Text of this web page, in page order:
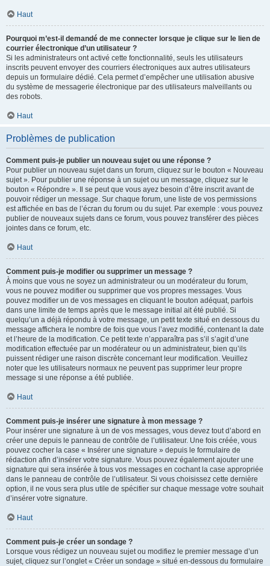
Haut
Pourquoi m’est-il demandé de me connecter lorsque je clique sur le lien de
courrier électronique d’un utilisateur ?
Si les administrateurs ont activé cette fonctionnalité, seuls les utilisateurs
inscrits peuvent envoyer des courriers électroniques aux autres utilisateurs
depuis un formulaire dédié. Cela permet d’empêcher une utilisation abusive
du système de messagerie électronique par des utilisateurs malveillants ou
des robots.
Haut
Problèmes de publication
Comment puis-je publier un nouveau sujet ou une réponse ?
Pour publier un nouveau sujet dans un forum, cliquez sur le bouton « Nouveau
sujet ». Pour publier une réponse à un sujet ou un message, cliquez sur le
bouton « Répondre ». Il se peut que vous ayez besoin d’être inscrit avant de
pouvoir rédiger un message. Sur chaque forum, une liste de vos permissions
est affichée en bas de l’écran du forum ou du sujet. Par exemple : vous pouvez
publier de nouveaux sujets dans ce forum, vous pouvez transférer des pièces
jointes dans ce forum, etc.
Haut
Comment puis-je modifier ou supprimer un message ?
À moins que vous ne soyez un administrateur ou un modérateur du forum,
vous ne pouvez modifier ou supprimer que vos propres messages. Vous
pouvez modifier un de vos messages en cliquant le bouton adéquat, parfois
dans une limite de temps après que le message initial ait été publié. Si
quelqu’un a déjà répondu à votre message, un petit texte situé en dessous du
message affichera le nombre de fois que vous l’avez modifié, contenant la date
et l’heure de la modification. Ce petit texte n’apparaîtra pas s’il s’agit d’une
modification effectuée par un modérateur ou un administrateur, bien qu’ils
puissent rédiger une raison discrète concernant leur modification. Veuillez
noter que les utilisateurs normaux ne peuvent pas supprimer leur propre
message si une réponse a été publiée.
Haut
Comment puis-je insérer une signature à mon message ?
Pour insérer une signature à un de vos messages, vous devez tout d’abord en
créer une depuis le panneau de contrôle de l’utilisateur. Une fois créée, vous
pouvez cocher la case « Insérer une signature » depuis le formulaire de
rédaction afin d’insérer votre signature. Vous pouvez également ajouter une
signature qui sera insérée à tous vos messages en cochant la case appropriée
dans le panneau de contrôle de l’utilisateur. Si vous choisissez cette dernière
option, il ne vous sera plus utile de spécifier sur chaque message votre souhait
d’insérer votre signature.
Haut
Comment puis-je créer un sondage ?
Lorsque vous rédigez un nouveau sujet ou modifiez le premier message d’un
sujet, cliquez sur l’onglet « Créer un sondage » situé en-dessous du formulaire